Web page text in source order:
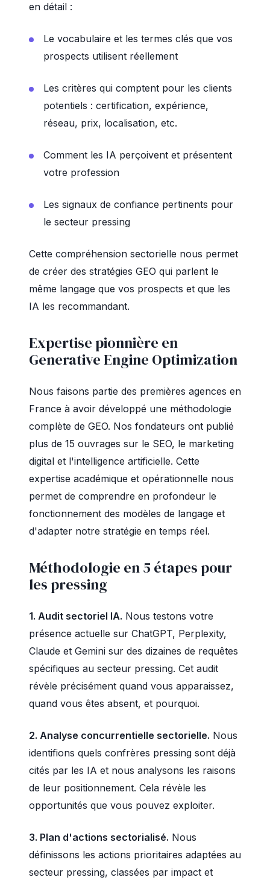
en détail :
Le vocabulaire et les termes clés que vos
prospects utilisent réellement
Les critères qui comptent pour les clients
potentiels : certification, expérience,
réseau, prix, localisation, etc.
Comment les IA perçoivent et présentent
votre profession
Les signaux de confiance pertinents pour
le secteur pressing
Cette compréhension sectorielle nous permet
de créer des stratégies GEO qui parlent le
même langage que vos prospects et que les
IA les recommandant.
Expertise pionnière en
Generative Engine Optimization
Nous faisons partie des premières agences en
France à avoir développé une méthodologie
complète de GEO. Nos fondateurs ont publié
plus de 15 ouvrages sur le SEO, le marketing
digital et l'intelligence artificielle. Cette
expertise académique et opérationnelle nous
permet de comprendre en profondeur le
fonctionnement des modèles de langage et
d'adapter notre stratégie en temps réel.
Méthodologie en 5 étapes pour
les pressing
1. Audit sectoriel IA. Nous testons votre
présence actuelle sur ChatGPT, Perplexity,
Claude et Gemini sur des dizaines de requêtes
spécifiques au secteur pressing. Cet audit
révèle précisément quand vous apparaissez,
quand vous êtes absent, et pourquoi.
2. Analyse concurrentielle sectorielle. Nous
identifions quels confrères pressing sont déjà
cités par les IA et nous analysons les raisons
de leur positionnement. Cela révèle les
opportunités que vous pouvez exploiter.
3. Plan d'actions sectorialisé. Nous
définissons les actions prioritaires adaptées au
secteur pressing, classées par impact et